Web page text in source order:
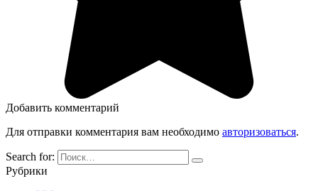
Добавить комментарий
Для отправки комментария вам необходимо авторизоваться.
Search for:
Рубрики